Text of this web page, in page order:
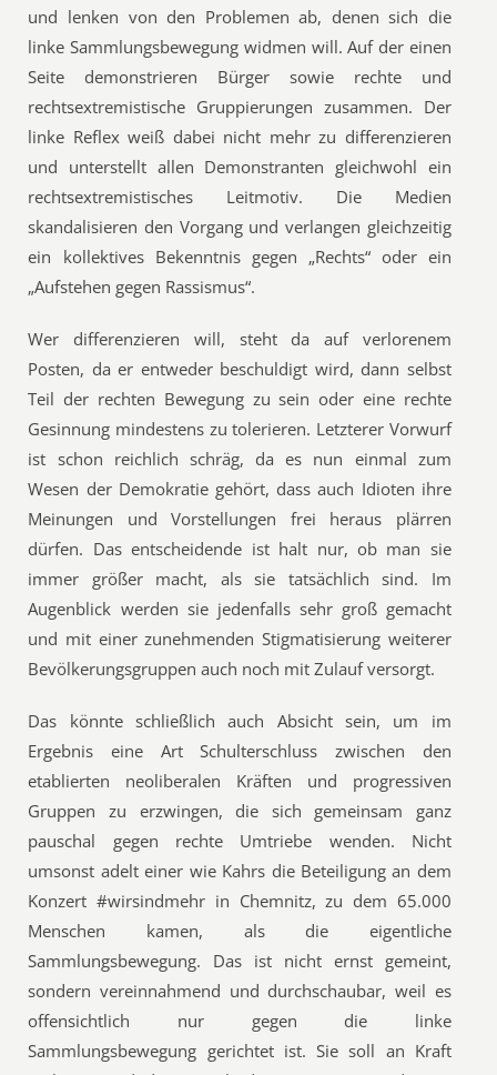
und lenken von den Problemen ab, denen sich die
linke Sammlungsbewegung widmen will. Auf der einen
Seite demonstrieren Bürger sowie rechte und
rechtsextremistische Gruppierungen zusammen. Der
linke Reflex weiß dabei nicht mehr zu differenzieren
und unterstellt allen Demonstranten gleichwohl ein
rechtsextremistisches Leitmotiv. Die Medien
skandalisieren den Vorgang und verlangen gleichzeitig
ein kollektives Bekenntnis gegen „Rechts“ oder ein
„Aufstehen gegen Rassismus“.
Wer differenzieren will, steht da auf verlorenem
Posten, da er entweder beschuldigt wird, dann selbst
Teil der rechten Bewegung zu sein oder eine rechte
Gesinnung mindestens zu tolerieren. Letzterer Vorwurf
ist schon reichlich schräg, da es nun einmal zum
Wesen der Demokratie gehört, dass auch Idioten ihre
Meinungen und Vorstellungen frei heraus plärren
dürfen. Das entscheidende ist halt nur, ob man sie
immer größer macht, als sie tatsächlich sind. Im
Augenblick werden sie jedenfalls sehr groß gemacht
und mit einer zunehmenden Stigmatisierung weiterer
Bevölkerungsgruppen auch noch mit Zulauf versorgt.
Das könnte schließlich auch Absicht sein, um im
Ergebnis eine Art Schulterschluss zwischen den
etablierten neoliberalen Kräften und progressiven
Gruppen zu erzwingen, die sich gemeinsam ganz
pauschal gegen rechte Umtriebe wenden. Nicht
umsonst adelt einer wie Kahrs die Beteiligung an dem
Konzert #wirsindmehr in Chemnitz, zu dem 65.000
Menschen kamen, als die eigentliche
Sammlungsbewegung. Das ist nicht ernst gemeint,
sondern vereinnahmend und durchschaubar, weil es
offensichtlich nur gegen die linke
Sammlungsbewegung gerichtet ist. Sie soll an Kraft